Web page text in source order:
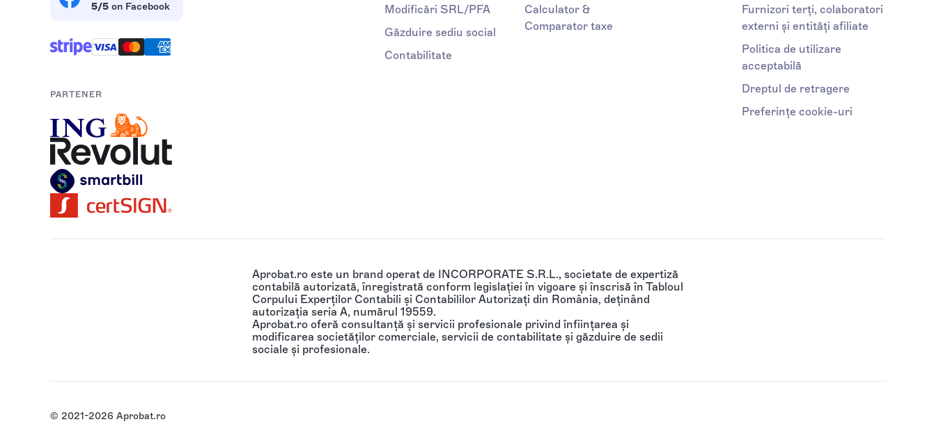
5/5 on Facebook
PARTENER
Modificări SRL/PFA
Găzduire sediu social
Contabilitate
Calculator &
Comparator taxe
Furnizori terți, colaboratori
externi și entități afiliate
Politica de utilizare
acceptabilă
Dreptul de retragere
Preferințe cookie-uri
Aprobat.ro este un brand operat de INCORPORATE S.R.L., societate de expertiză
contabilă autorizată, înregistrată conform legislației în vigoare și înscrisă în Tabloul
Corpului Experților Contabili și Contabililor Autorizați din România, deținând
autorizația seria A, numărul 19559.
Aprobat.ro oferă consultanță și servicii profesionale privind înființarea și
modificarea societăților comerciale, servicii de contabilitate și găzduire de sedii
sociale și profesionale.
© 2021-2026 Aprobat.ro